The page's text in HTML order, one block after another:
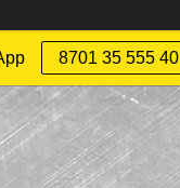
8701 35 555 40